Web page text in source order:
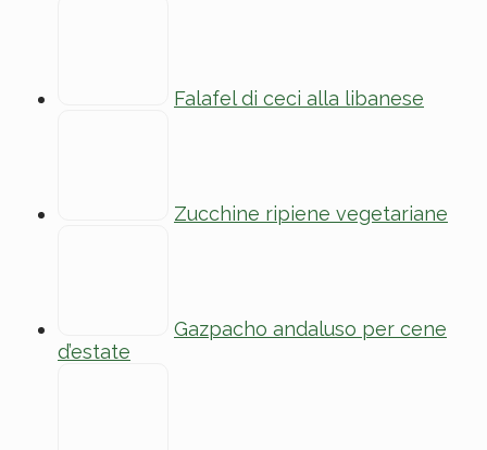
Falafel di ceci alla libanese
Zucchine ripiene vegetariane
Gazpacho andaluso per cene
d’estate